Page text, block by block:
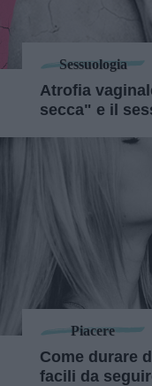
Sessuologia
Atrofia
secca" e il
Piacere
Come durare
facili da